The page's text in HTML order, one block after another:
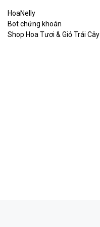
HoaNelly
Bot chứng khoán
Shop Hoa Tươi & Giỏ Trái Cây